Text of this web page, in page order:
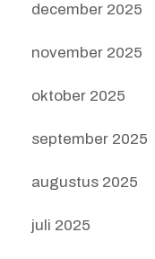
december 2025
november 2025
oktober 2025
september 2025
augustus 2025
juli 2025